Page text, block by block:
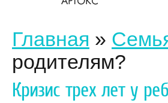
Главная »
родителям?
Кризис трех лет у